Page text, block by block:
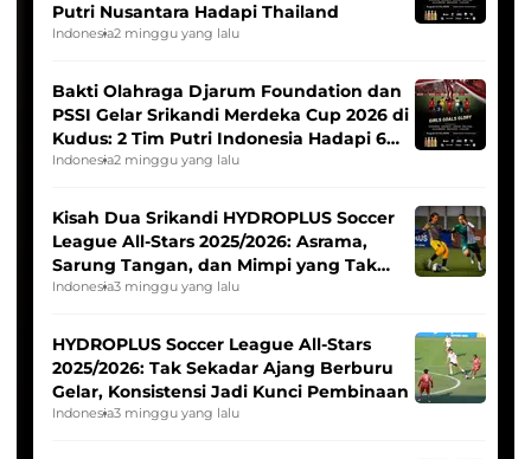
Putri Nusantara Hadapi Thailand
Indonesia2 minggu yang lalu
Bakti Olahraga Djarum Foundation dan
PSSI Gelar Srikandi Merdeka Cup 2026 di
Kudus: 2 Tim Putri Indonesia Hadapi 6
Tim Asia
Indonesia2 minggu yang lalu
Kisah Dua Srikandi HYDROPLUS Soccer
League All-Stars 2025/2026: Asrama,
Sarung Tangan, dan Mimpi yang Tak
Pernah Padam
Indonesia3 minggu yang lalu
HYDROPLUS Soccer League All-Stars
2025/2026: Tak Sekadar Ajang Berburu
Gelar, Konsistensi Jadi Kunci Pembinaan
Indonesia3 minggu yang lalu